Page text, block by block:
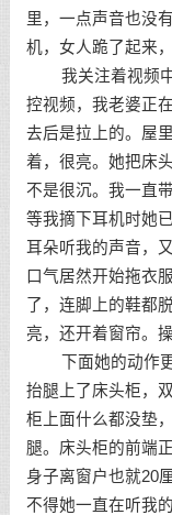
里，一点声音也没
机，女人跪了起来
我关注着视频中
控视频，我老婆正
去后是拉上的。屋
着，很亮。她把床
不是很沉。我一直
等我摘下耳机时她
耳朵听我的声音，
口气居然开始拖衣
了，连脚上的鞋都
亮，还开着窗帘。
下面她的动作更
抬腿上了床头柜，
柜上面什么都没垫
腿。床头柜的前端
身子离窗户也就20
不得她一直在听我